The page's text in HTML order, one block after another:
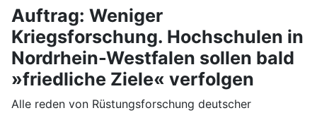
Auftrag: Weniger
Kriegsforschung. Hochschulen in
Nordrhein-Westfalen sollen bald
»friedliche Ziele« verfolgen
Alle reden von Rüstungsforschung deutscher